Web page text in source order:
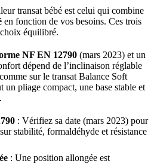
transat bébé est celui qui combine
en fonction de vos besoins. Ces trois
équilibré.
NF EN 12790 (mars 2023) et un
dépend de l’inclinaison réglable
sur le transat Balance Soft
pliage compact, une base stable et
: Vérifiez sa date (mars 2023) pour
stabilité, formaldéhyde et résistance
: Une position allongée est